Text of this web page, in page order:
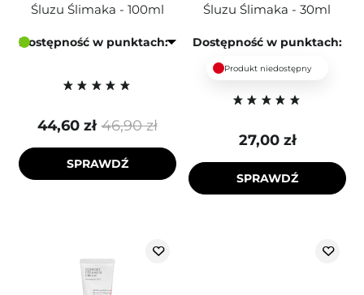
Śluzu Ślimaka - 100ml
Dostępność w punktach:
46,90 zł
44,60 zł
SPRAWDŹ
Śluzu Ślimaka - 30ml
Dostępność w punktach:
Produkt niedostępny
27,00 zł
SPRAWDŹ